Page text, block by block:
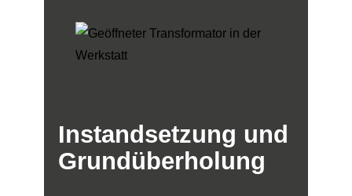
Instandsetzung und
Grundüberholung